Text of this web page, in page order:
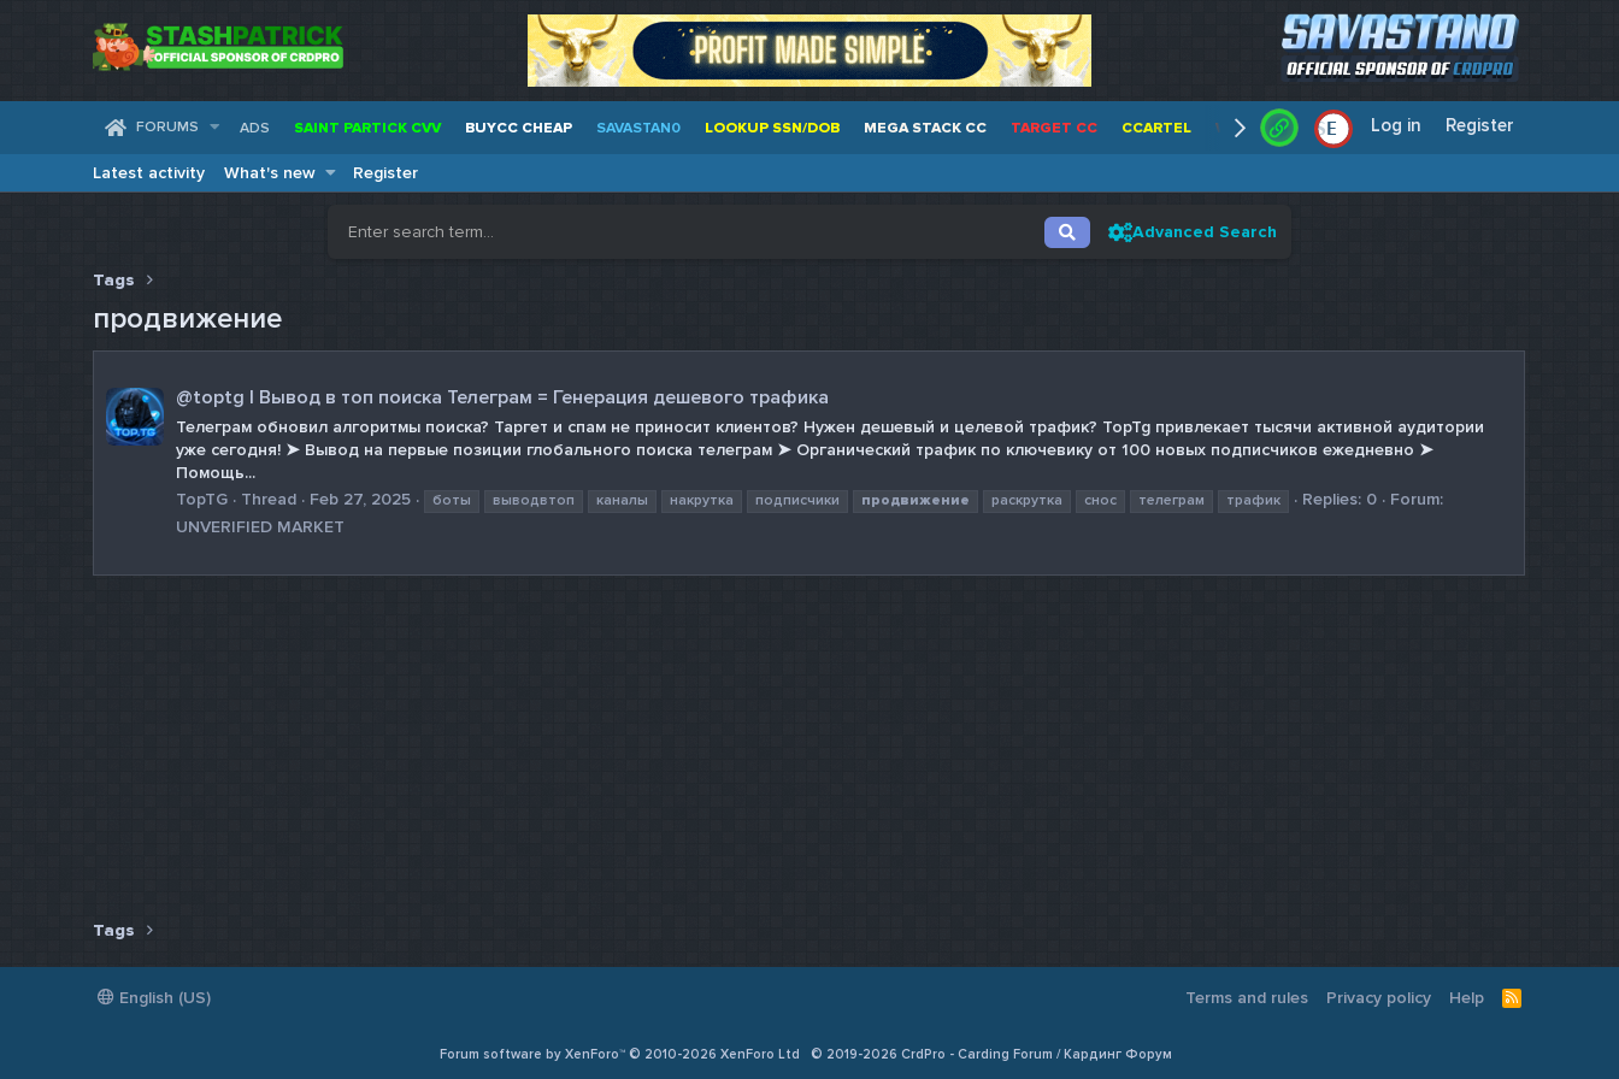
FORUMS ADS SAINT PARTICK CVV BUYCC CHEAP SAVASTAN0 LOOKUP SSN/DOB MEGA STACK CC TARGET CC CCARTEL WALLSTREET CCS CENTERCC WHITE RABBIT -
E/ Log in Register
Latest activity What's new Register
Advanced Search
Tags
продвижение
@toptg | Вывод в топ поиска Телеграм = Генерация дешевого трафика
Телеграм обновил алгоритмы поиска? Таргет и спам не приносит клиентов? Нужен дешевый и целевой трафик? TopTg привлекает тысячи активной аудитории
уже сегодня! ➤ Вывод на первые позиции глобального поиска телеграм ➤ Органический трафик по ключевику от 100 новых подписчиков ежедневно ➤
Помощь...
TopTG
Thread Feb 27, 2025 боты выводвтоп каналы накрутка подписчики продвижение раскрутка снос телеграм трафик Replies: 0
Forum:
UNVERIFIED MARKET
Tags
English (US) Terms and rules Privacy policy Help
R
Forum software by XenForo™ © 2010-2026 XenForo Ltd
© 2019-2026 CrdPro - Carding Forum / Кардинг Форум